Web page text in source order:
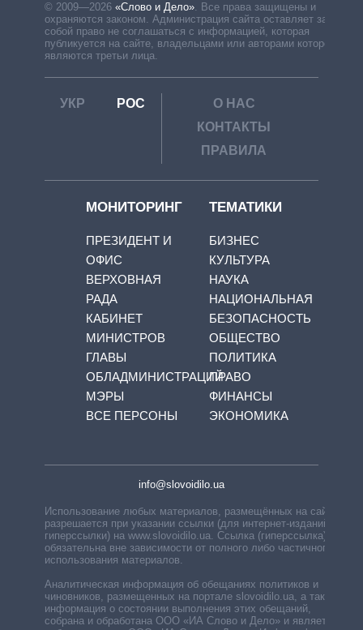
© 2009—2026 «Слово и Дело». Все права защищены и
охраняются законом. Администрация сайта оставляет за
собой право не соглашаться с информацией, которая
публикуется на сайте, владельцами или авторами которой
являются третьи лица.
УКР РОС
О НАС
КОНТАКТЫ
ПРАВИЛА
МОНИТОРИНГ
ПРЕЗИДЕНТ И
ОФИС
ВЕРХОВНАЯ
РАДА
КАБИНЕТ
МИНИСТРОВ
ГЛАВЫ
ОБЛАДМИНИСТРАЦИЙ
МЭРЫ
ВСЕ ПЕРСОНЫ
ТЕМАТИКИ
БИЗНЕС
КУЛЬТУРА
НАУКА
НАЦИОНАЛЬНАЯ
БЕЗОПАСНОСТЬ
ОБЩЕСТВО
ПОЛИТИКА
ПРАВО
ФИНАНСЫ
ЭКОНОМИКА
info@slovoidilo.ua
Использование любых материалов, размещённых на сайте,
разрешается при указании ссылки (для интернет-изданий —
гиперссылки) на www.slovoidilo.ua. Ссылка (гиперссылка)
обязательна вне зависимости от полного либо частичного
использования материалов.
Аналитическая информация об обещаниях политиков и
чиновников, размещенных на портале slovoidilo.ua, а также
информация о состоянии выполнения этих обещаний,
собрана и обработана ООО «ИА Слово и Дело» и является